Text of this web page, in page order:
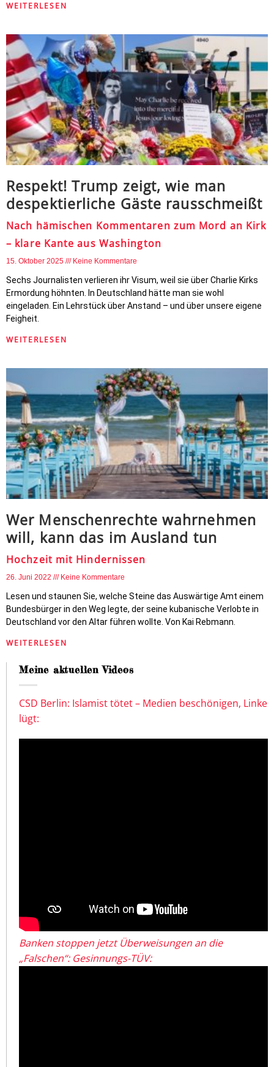
WEITERLESEN
Respekt! Trump zeigt, wie man
despektierliche Gäste rausschmeißt
Nach hämischen Kommentaren zum Mord an Kirk
– klare Kante aus Washington
15. Oktober 2025 Keine Kommentare
Sechs Journalisten verlieren ihr Visum, weil sie über Charlie Kirks
Ermordung höhnten. In Deutschland hätte man sie wohl
eingeladen. Ein Lehrstück über Anstand – und über unsere eigene
Feigheit.
WEITERLESEN
Wer Menschenrechte wahrnehmen
will, kann das im Ausland tun
Hochzeit mit Hindernissen
26. Juni 2022 Keine Kommentare
Lesen und staunen Sie, welche Steine das Auswärtige Amt einem
Bundesbürger in den Weg legte, der seine kubanische Verlobte in
Deutschland vor den Altar führen wollte. Von Kai Rebmann.
WEITERLESEN
Meine aktuellen Videos
CSD Berlin: Islamist tötet – Medien beschönigen, Linke
lügt:
Banken stoppen jetzt Überweisungen an die
„Falschen“: Gesinnungs-TÜV: